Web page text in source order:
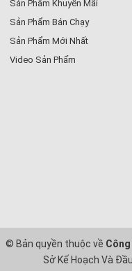
Sản Phẩm Khuyến Mãi
Sản Phẩm Bán Chạy
Sản Phẩm Mới Nhất
Video Sản Phẩm
© Bản quyền thuộc về
Sở Kế Hoạch Và